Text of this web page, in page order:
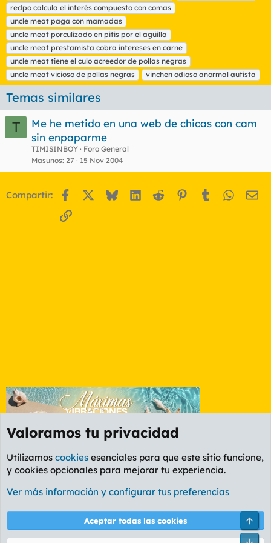
a
s
redpo calcula el interés compuesto con comas
uncle meat paga con mamadas
uncle meat porculizado en pitis por el agüilla
uncle meat prestamista cobra intereses en carne
uncle meat tiene el culo acreedor de pollas negras
uncle meat vicioso de pollas negras
vinchen odioso anormal autista
Temas similares
T
Me he metido en una web de chicas con cam
sin enpaparme
TIMISINBOY
Foro General
Masunos 27 15 Nov 2004
Compartir: Facebook BlueskyLinkedIn
Reddit Pinterest
Tumblr
Enlace
Foro General
Cookies
PL OLDSTYLE AMARILLO
Términos y reglas Política de privacidad Ayuda
Valoramos tu privacidad
Utilizamos cookies esenciales para que este sitio funcione,
y cookies opcionales para mejorar tu experiencia.
Ver más información y configurar tus preferencias
Aceptar todas las cookies